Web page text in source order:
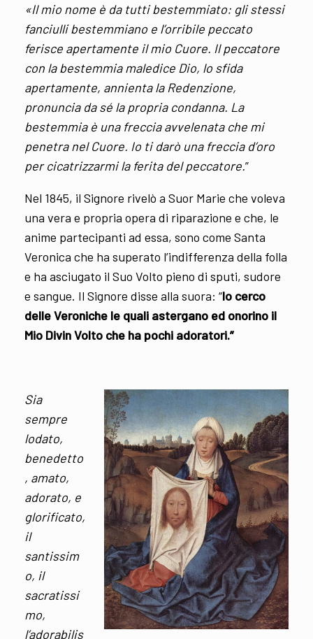
«Il mio nome è da tutti bestemmiato: gli stessi
fanciulli bestemmiano e l’orribile peccato
ferisce apertamente il mio Cuore. Il peccatore
con la bestemmia maledice Dio, lo sfida
apertamente, annienta la Redenzione,
pronuncia da sé la propria condanna. La
bestemmia è una freccia avvelenata che mi
penetra nel Cuore. Io ti darò una freccia d’oro
per cicatrizzarmi la ferita del peccatore.”
Nel 1845, il Signore rivelò a Suor Marie che voleva
una vera e propria opera di riparazione e che, le
anime partecipanti ad essa, sono come Santa
Veronica che ha superato l’indifferenza della folla
e ha asciugato il Suo Volto pieno di sputi, sudore
e sangue. Il Signore disse alla suora: “Io cerco
delle Veroniche le quali astergano ed onorino il
Mio Divin Volto che ha pochi adoratori.”
Sia
sempre
lodato,
benedetto
, amato,
adorato, e
glorificato,
il
santissim
o, il
sacratissi
mo,
l’adorabilis